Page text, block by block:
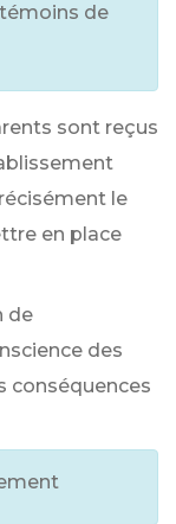
de
sont reçus
le
en place
de
des
conséquences